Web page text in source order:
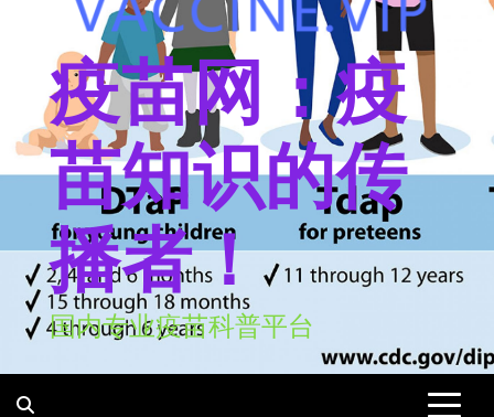
疫苗网：疫
苗知识的传
播者！
国内专业疫苗科普平台